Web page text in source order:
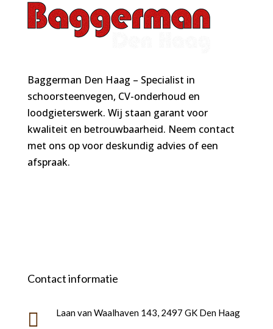
Baggerman Den Haag – Specialist in
schoorsteenvegen, CV-onderhoud en
loodgieterswerk. Wij staan garant voor
kwaliteit en betrouwbaarheid. Neem contact
met ons op voor deskundig advies of een
afspraak.
Contact informatie
 Laan van Waalhaven 143, 2497 GK Den Haag